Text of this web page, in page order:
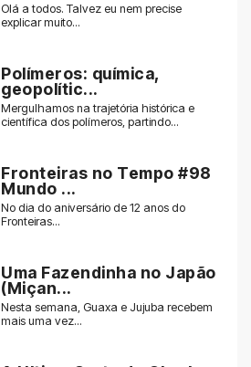
Olá a todos. Talvez eu nem precise
explicar muito...
Polímeros: química,
geopolític...
Mergulhamos na trajetória histórica e
científica dos polímeros, partindo...
Fronteiras no Tempo #98
Mundo ...
No dia do aniversário de 12 anos do
Fronteiras...
Uma Fazendinha no Japão
(Miçan...
Nesta semana, Guaxa e Jujuba recebem
mais uma vez...